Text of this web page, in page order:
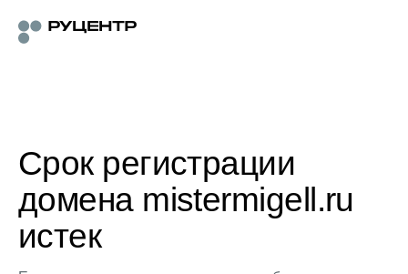
Срок регистрации
домена mistermigell.ru
истек